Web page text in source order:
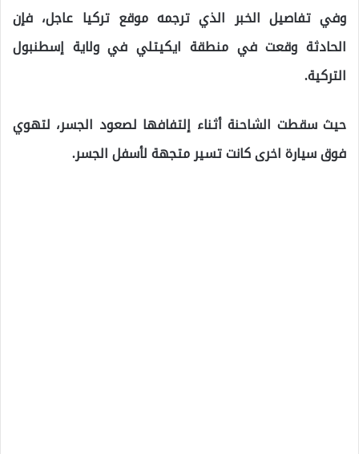
وفي تفاصيل الخبر الذي ترجمه موقع تركيا عاجل، فإن
الحادثة وقعت في منطقة ايكيتلي في ولاية إسطنبول
التركية.
حيث سقطت الشاحنة أثناء إلتفافها لصعود الجسر، لتهوي
فوق سيارة اخرى كانت تسير متجهة لأسفل الجسر.